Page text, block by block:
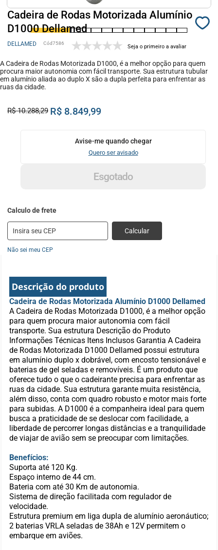
Cadeira de Rodas Motorizada Alumínio
D1000 Dellamed
DELLAMED 7586 Seja o primeiro a avaliar
A Cadeira de Rodas Motorizada D1000, é a melhor opção para quem
procura maior autonomia com fácil transporte. Sua estrutura tubular
em alumínio aliada ao duplo X são a dupla perfeita para enfrentar as
ruas da cidade.
R$ 10.288,29 R$ 8.849,99
Esgotado
Avise-me quando chegar
Quero ser avisado
Calcular
Não sei meu CEP
Descrição do produto
Cadeira de Rodas Motorizada Alumínio D1000 Dellamed
A Cadeira de Rodas Motorizada D1000, é a melhor opção
para quem procura maior autonomia com fácil
transporte. Sua estrutura Descrição do Produto
Informações Técnicas Itens Inclusos Garantia A Cadeira
de Rodas Motorizada D1000 Dellamed possui estrutura
em alumínio duplo x dobrável, com encosto tensionável e
baterias de gel seladas e removíveis. É um produto que
oferece tudo o que o cadeirante precisa para enfrentar as
ruas da cidade. Sua estrutura garante muita resistência,
além disso, conta com quadro robusto e motor mais forte
para subidas. A D1000 é a companheira ideal para quem
busca a praticidade de se deslocar com facilidade, a
liberdade de percorrer longas distâncias e a tranquilidade
de viajar de avião sem se preocupar com limitações.
Benefícios:
Suporta até 120 Kg.
Espaço interno de 44 cm.
Bateria com até 30 Km de autonomia.
Sistema de direção facilitada com regulador de
velocidade.
Estrutura premium em liga dupla de alumínio aeronáutico;
2 baterias VRLA seladas de 38Ah e 12V permitem o
embarque em aviões.